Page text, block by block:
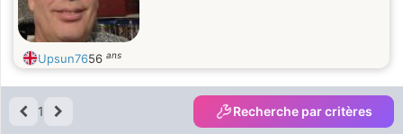
Upsun7656 ans
1 Recherche par critères